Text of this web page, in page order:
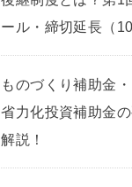
ール・締切延長（
ものづくり補助金
省力化投資補助金
解説！